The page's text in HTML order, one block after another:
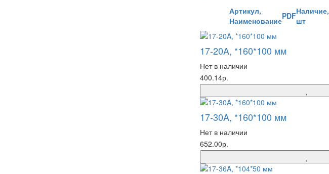
Артикул,
НаименованиеPDFНаличие,
шт
17-20A, *160*100 мм
Нет в наличии
400.14р.
17-30A, *160*100 мм
Нет в наличии
652.00р.